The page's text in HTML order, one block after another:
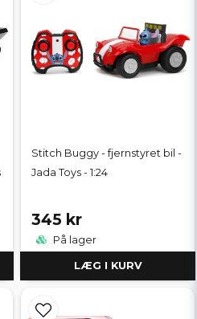
Stitch Buggy - fjernstyret bil -
Jada Toys - 1:24
345 kr
På lager
LÆG I KURV